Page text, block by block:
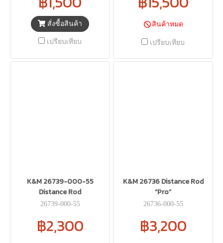
สั่งซื้อสินค้า
เปรียบเทียบ
สินค้าหมด
เปรียบเทียบ
K&M 26739-000-55
Distance Rod
26739-000-55
฿2,300
K&M 26736 Distance Rod
“Pro”
26736-000-55
฿3,200